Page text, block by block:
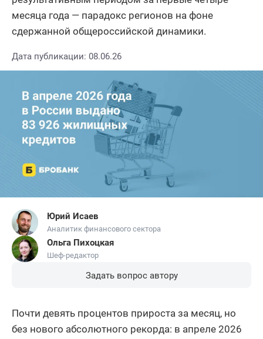
месяца года — парадокс регионов на фоне
сдержанной общероссийской динамики.
Дата публикации: 08.06.26
Юрий Исаев
Аналитик финансового сектора
Ольга Пихоцкая
Шеф-редактор
Задать вопрос автору
Почти девять процентов прироста за месяц, но
без нового абсолютного рекорда: в апреле 2026